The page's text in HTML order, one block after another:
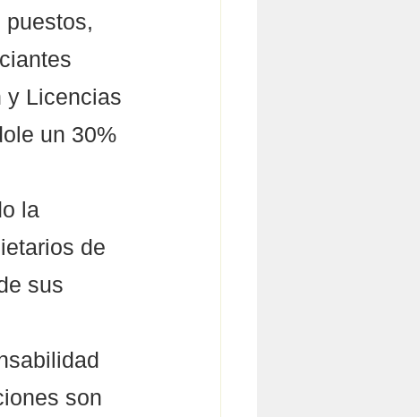
y Licencias
un 30%
la
de
sus
son